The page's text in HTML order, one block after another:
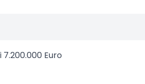
7.200.000 Euro